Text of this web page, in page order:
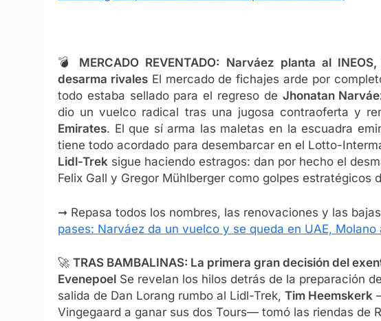
💣 MERCADO REVENTADO: Narváez planta al
desarma rivalesEl mercado de fichajes arde por
todo estaba sellado para el regreso de Jhonatan
dio un vuelco radical tras una jugosa contraoferta y
Emirates. El que sí arma las maletas en la escuadra
tiene todo acordado para desembarcar en el Lotto-
Lidl-Trek sigue haciendo estragos: dan por hecho el
Felix Gall y Gregor Mühlberger como golpes estratégicos
➞ Repasa todos los nombres, las renovaciones y las
pases: Narváez da un vuelco y se queda en UAE, Molano
🚀 TRAS BAMBALINAS: La primera gran decisión del
Evenepoel Se revelan los hilos detrás de la preparación
salida de Dan Lorang rumbo al Lidl-Trek, Tim Heemskerk
Vingegaard a ganar sus dos Tours— tomó las riendas de